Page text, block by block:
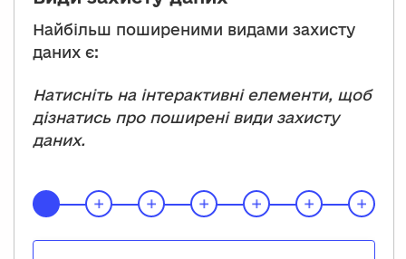
Найбільш поширеними видами захисту
даних є:
Натисніть на інтерактивні елементи, щоб
дізнатись про поширені види захисту
даних.